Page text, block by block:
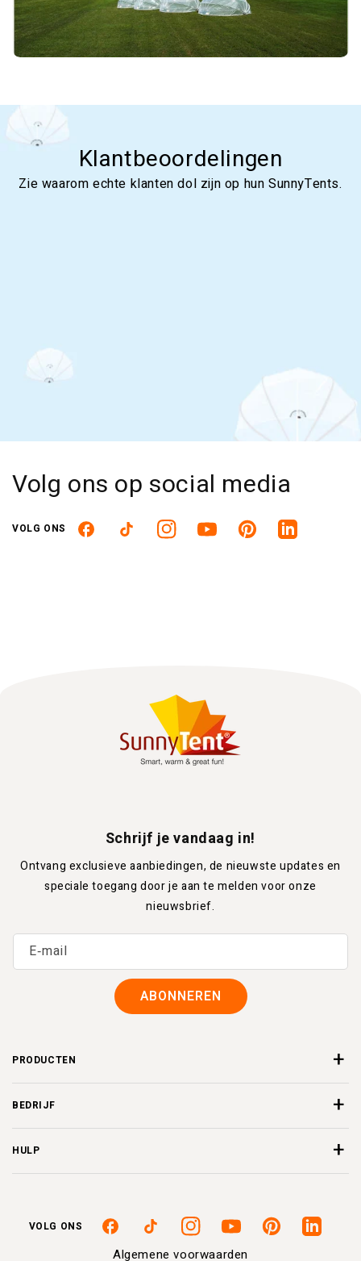
Klantbeoordelingen
Zie waarom echte klanten dol zijn op hun SunnyTents.
Volg ons op social media
VOLG ONS
FacebookTikTok InstagramYouTubePinterestLinkedin
Schrijf je vandaag in!
Ontvang exclusieve aanbiedingen, de nieuwste updates en
speciale toegang door je aan te melden voor onze
nieuwsbrief.
E‑mail
ABONNEREN
PRODUCTEN
BEDRIJF
HULP
VOLG ONS
FacebookTikTok InstagramYouTubePinterestLinkedin
Algemene voorwaarden